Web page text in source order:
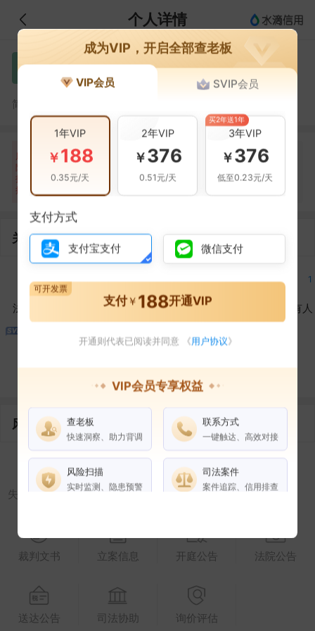
个人详情
刘 刘静
简介：
风
险
扫
描
自身风险
暂无风险
关联风险
暂无风险
提示信息
当前企业(0条)
关联企业
1
法定代表人
1
对外投资
1
在外任职
1
作为受益所有人
控制企业 所属集团 合作伙伴
风险信息
失信被执行人 被执行人 限制高消费 终本案件
裁判文书 立案信息 开庭公告 法院公告
送达公告 司法协助 询价评估
成为VIP，开启全部查老板
VIP会员 SVIP会员
1年VIP
￥188
0.35元/天
2年VIP
￥376
0.51元/天
3年VIP
￥376
低至0.23元/天
买2年送1年
支付方式
支付宝支付 微信支付
支付￥ 188开通VIP
可开发票
开通则代表已阅读并同意 《用户协议》
VIP会员专享权益
查老板
快速洞察、助力背调
联系方式
一键触达、高效对接
风险扫描
实时监测、隐患预警
司法案件
案件追踪、信用排查
权益说明 VIP会员 SVIP会员